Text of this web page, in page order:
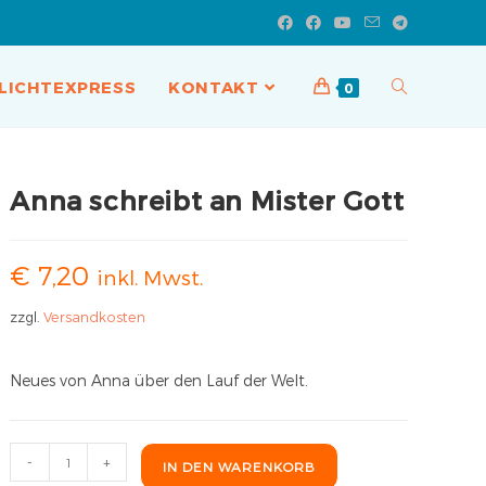
KONTAKT 0
Anna schreibt an Mister Gott
€ 7,20 inkl. Mwst.
zzgl.Versandkosten
Neues von Anna über den Lauf der Welt.
- + IN DEN WARENKORB